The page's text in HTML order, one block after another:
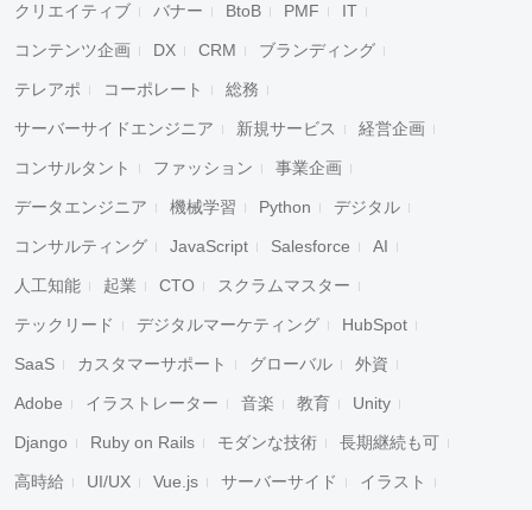
クリエイティブ バナー BtoB PMF IT
コンテンツ企画 DX CRM ブランディング
テレアポ コーポレート 総務
サーバーサイドエンジニア 新規サービス 経営企画
コンサルタント ファッション 事業企画
データエンジニア 機械学習 Python デジタル
コンサルティング JavaScript Salesforce AI
人工知能 起業 CTO スクラムマスター
テックリード デジタルマーケティング HubSpot
SaaS カスタマーサポート グローバル 外資
Adobe イラストレーター 音楽 教育 Unity
Django Ruby on Rails モダンな技術 長期継続も可
高時給 UI/UX Vue.js サーバーサイド イラスト